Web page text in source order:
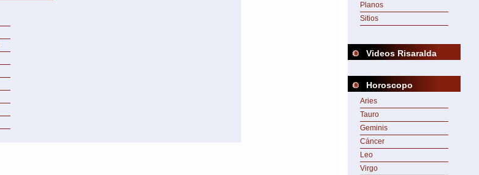
Planos
Sitios
Videos Risaralda
Horoscopo
Aries
Tauro
Geminis
Cáncer
Leo
Virgo